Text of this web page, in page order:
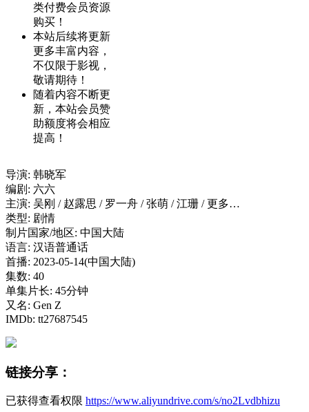
类付费会员资源
购买！
本站后续将更新
更多丰富内容，
不仅限于影视，
敬请期待！
随着内容不断更
新，本站会员赞
助额度将会相应
提高！
导演: 韩晓军
编剧: 六六
主演: 吴刚 / 赵露思 / 罗一舟 / 张萌 / 江珊 / 更多…
类型: 剧情
制片国家/地区: 中国大陆
语言: 汉语普通话
首播: 2023-05-14(中国大陆)
集数: 40
单集片长: 45分钟
又名: Gen Z
IMDb: tt27687545
链接分享：
已获得查看权限 https://www.aliyundrive.com/s/no2Lvdbhizu